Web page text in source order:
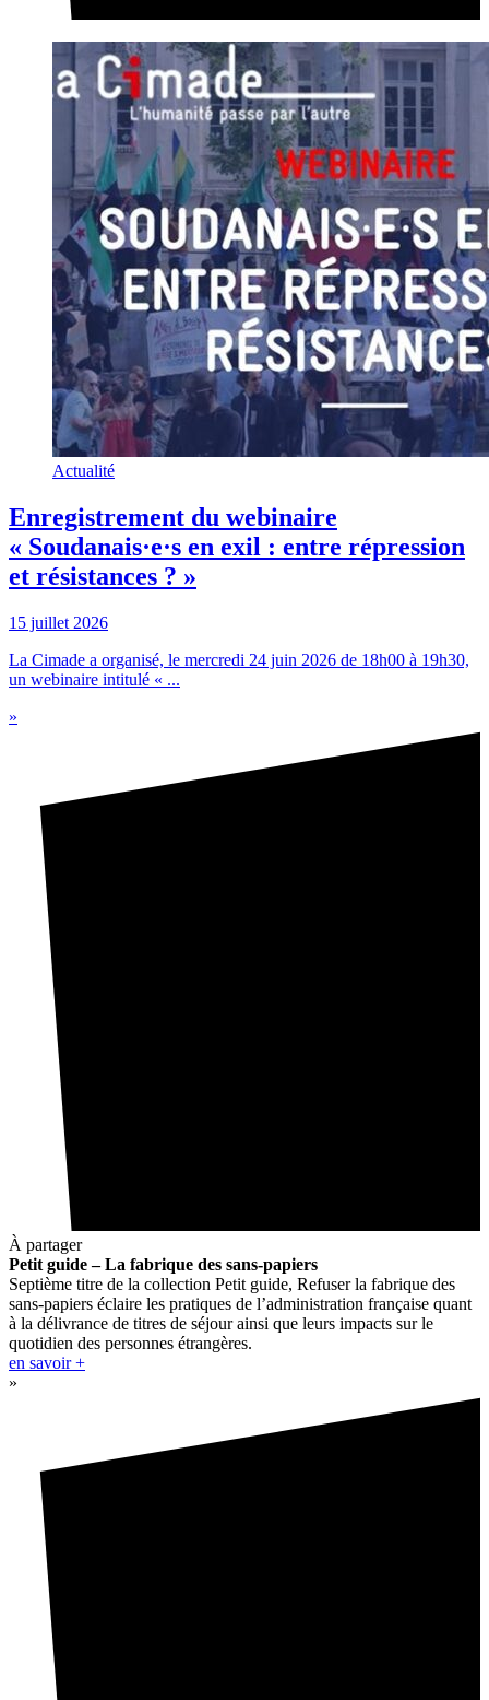
Actualité
Enregistrement du webinaire
« Soudanais·e·s en exil : entre répression
et résistances ? »
15 juillet 2026
La Cimade a organisé, le mercredi 24 juin 2026 de 18h00 à 19h30,
un webinaire intitulé « ...
»
À partager
Petit guide – La fabrique des sans-papiers
Septième titre de la collection Petit guide, Refuser la fabrique des
sans-papiers éclaire les pratiques de l’administration française quant
à la délivrance de titres de séjour ainsi que leurs impacts sur le
quotidien des personnes étrangères.
en savoir +
»